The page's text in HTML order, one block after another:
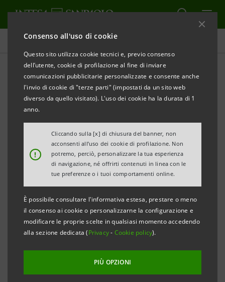
Consenso all'uso di cookie
Questo sito utilizza cookie tecnici e, previo consenso
dell’utente, cookie di profilazione al fine di inviare
comunicazioni pubblicitarie personalizzate e consente anche
l'invio di cookie di "terze parti" (impostati da un sito web
diverso da quello visitato). L'uso dei cookie ha la durata di 1
anno.
!
Cliccando sulla [x] di chiusura del banner, non
acconsenti all’uso dei cookie di profilazione. Non
potremo, perciò, personalizzare la tua esperienza
di navigazione, né offrirti contenuti in linea con le
tue preferenze o i tuoi comportamenti online.
È possibile consultare l'informativa estesa, prestare o meno
il consenso ai cookie o personalizzarne la configurazione e
modificare le proprie scelte in qualsiasi momento accedendo
alla sezione dedicata (Privacy- Cookie policy).
PIÙ OPZIONI
Comunicati stampa
STAMPA AGGIORNA
COMUNICATO STAMPA
INTESA SANPAOLO E FONDAZIONE CESVI
SOSTENGONO"LUOGHI COMUNI PER DIRE, FARE,
IMPARARE E CRESCERE INSIEME"PER PROMUOVERE
L’INCLUSIONE SOCIALE
Il progetto realizzato da Fraternità Impronta
Cooperativa Sociale, sostenuto da Intesa Sanpaolo
e Fondazione Cesvi, vuole promuovere l’inclusione
sociale di minori, famiglie ed anziani della
provincia di Brescia